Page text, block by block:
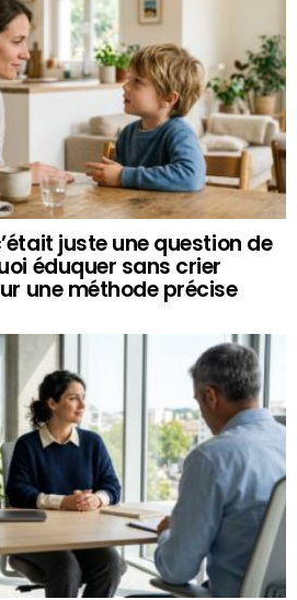
juste une question de
éduquer sans crier
une méthode précise